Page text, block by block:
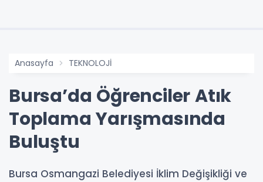
Anasayfa TEKNOLOJİ
Bursa’da Öğrenciler Atık
Toplama Yarışmasında
Buluştu
Bursa Osmangazi Belediyesi İklim Değişikliği ve